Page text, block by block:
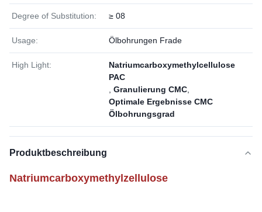
Degree of Substitution: ≥ 08
Usage: Ölbohrungen Frade
High Light:
Natriumcarboxymethylcellulose
PAC
Granulierung CMC
Optimale Ergebnisse CMC
Ölbohrungsgrad
Produktbeschreibung
Natriumcarboxymethylzellulose